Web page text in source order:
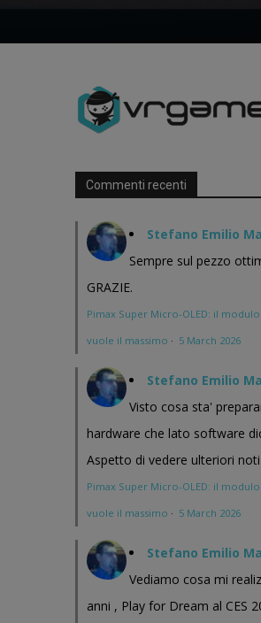
Commenti recenti
Stefano Emilio
Sempre sul pezzo
GRAZIE.
Pimax Super Micro-OLED: il
vuole il massimo · 5 March 2026
Stefano Emilio
Visto cosa sta'
hardware che lato software
Aspetto di vedere ulteriori
Pimax Super Micro-OLED: il
vuole il massimo · 5 March 2026
Stefano Emilio
Vediamo cosa mi
anni , Play for Dream al CES